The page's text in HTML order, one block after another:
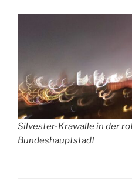
Silvester-Krawalle in der
Bundeshauptstadt